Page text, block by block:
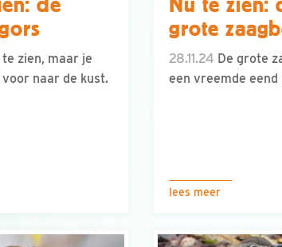
de
te zien, maar je
naar de kust.
Nu te zien:
grote
28.11.24 De grote
een vreemde eend
lees meer